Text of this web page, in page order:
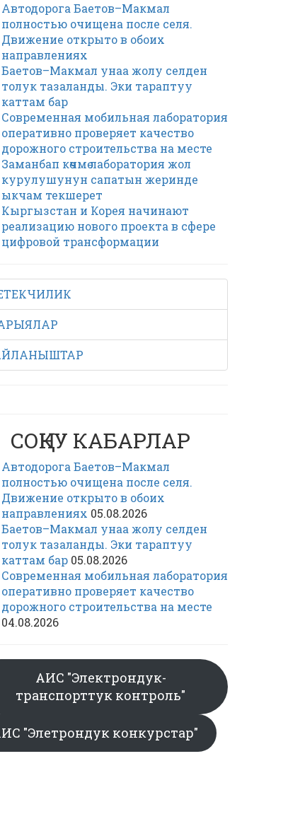
Автодорога Баетов–Макмал
полностью очищена после селя.
Движение открыто в обоих
направлениях
Баетов–Макмал унаа жолу селден
толук тазаланды. Эки тараптуу
каттам бар
Современная мобильная лаборатория
оперативно проверяет качество
дорожного строительства на месте
Заманбап көчмө лаборатория жол
курулушунун сапатын жеринде
ыкчам текшерет
Кыргызстан и Корея начинают
реализацию нового проекта в сфере
цифровой трансформации
СОҢКУ КАБАРЛАР
Автодорога Баетов–Макмал
полностью очищена после селя.
Движение открыто в обоих
направлениях 05.08.2026
Баетов–Макмал унаа жолу селден
толук тазаланды. Эки тараптуу
каттам бар 05.08.2026
Современная мобильная лаборатория
оперативно проверяет качество
дорожного строительства на месте
04.08.2026
АИС "Электрондук-
транспорттук контроль"
"Элетрондук конкурстар"